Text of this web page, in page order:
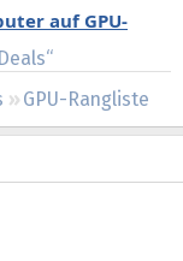
GPU-Rangliste
auf GPU-